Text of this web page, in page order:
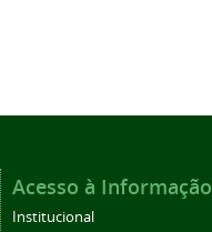
Acesso à Informação
Institucional